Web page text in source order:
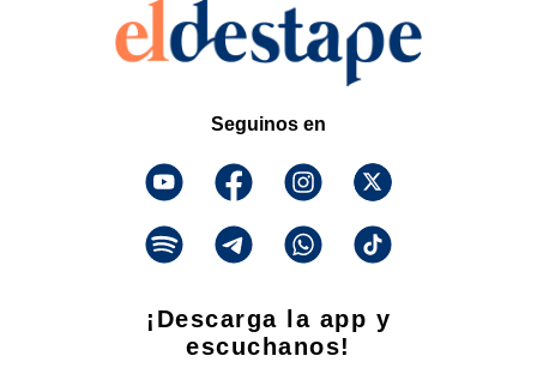
Seguinos en
¡Descarga la app y
escuchanos!